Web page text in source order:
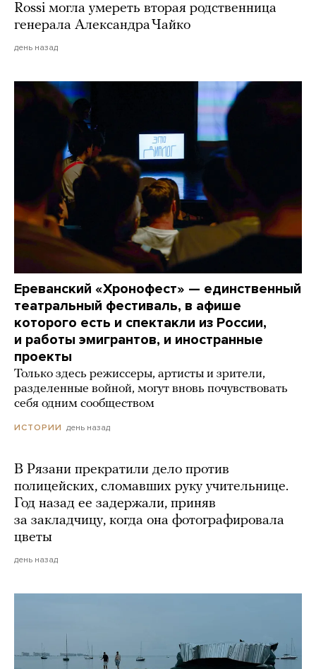
Rossi могла умереть вторая родственница
генерала Александра Чайко
день назад
Ереванский «Хронофест» — единственный
театральный фестиваль, в афише
которого есть и спектакли из России,
и работы эмигрантов, и иностранные
проекты
Только здесь режиссеры, артисты и зрители,
разделенные войной, могут вновь почувствовать
себя одним сообществом
ИСТОРИИ день назад
В Рязани прекратили дело против
полицейских, сломавших руку учительнице.
Год назад ее задержали, приняв
за закладчицу, когда она фотографировала
цветы
день назад